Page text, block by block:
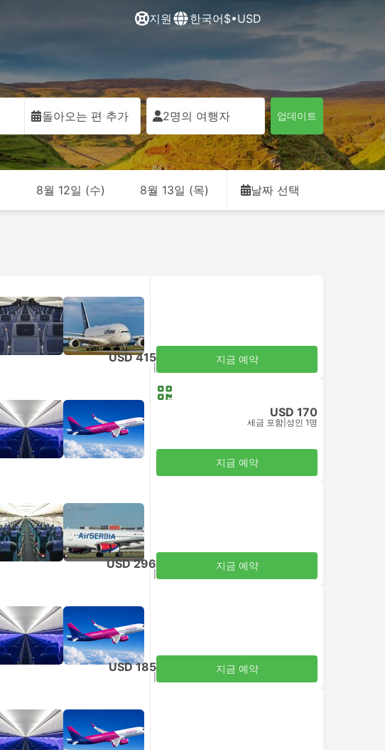
지원 한국어$•USD
돌아오는 편 추가 2명의 여행자 업데이트
8월 12일 (수) 8월 13일 (목) 날짜 선택
USD 415 지금 예약
USD 170
세금 포함 성인 1명
지금 예약
USD 296 지금 예약
USD 185 지금 예약